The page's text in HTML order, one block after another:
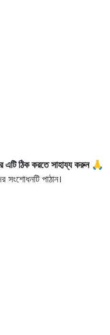
এটি ঠিক করতে সাহায্য করুন 🙏
পাঠান।